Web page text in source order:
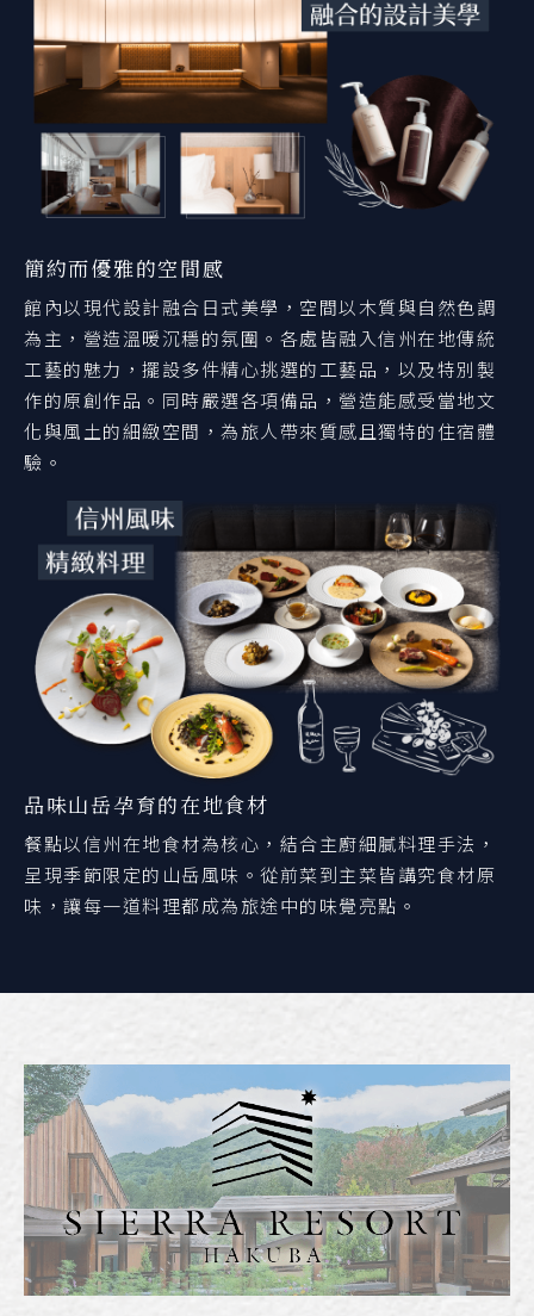
簡約而優雅的空間感
館內以現代設計融合日式美學，空間以木質與自然色調
為主，營造溫暖沉穩的氛圍。各處皆融入信州在地傳統
工藝的魅力，擺設多件精心挑選的工藝品，以及特別製
作的原創作品。同時嚴選各項備品，營造能感受當地文
化與風土的細緻空間，為旅人帶來質感且獨特的住宿體
驗。
品味山岳孕育的在地食材
餐點以信州在地食材為核心，結合主廚細膩料理手法，
呈現季節限定的山岳風味。從前菜到主菜皆講究食材原
味，讓每一道料理都成為旅途中的味覺亮點。